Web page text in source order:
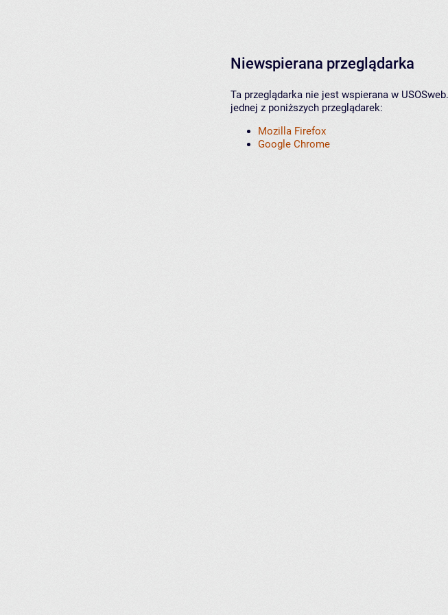
Niewspierana przeglądarka
Ta przeglądarka nie jest wspierana w
jednej z poniższych przeglądarek:
Mozilla Firefox
Google Chrome